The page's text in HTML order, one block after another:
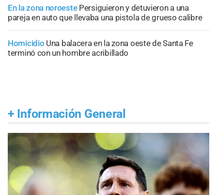
En la zona noroeste Persiguieron y detuvieron a una
pareja en auto que llevaba una pistola de grueso calibre
Homicidio Una balacera en la zona oeste de Santa Fe
terminó con un hombre acribillado
+ Información General